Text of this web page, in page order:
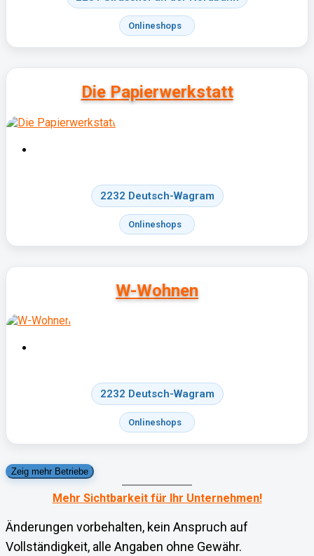
Onlineshops
Die Papierwerkstatt
2232 Deutsch-Wagram
Onlineshops
W-Wohnen
2232 Deutsch-Wagram
Onlineshops
Zeig mehr Betriebe
Mehr Sichtbarkeit für Ihr Unternehmen!
Änderungen vorbehalten, kein Anspruch auf
Vollständigkeit, alle Angaben ohne Gewähr.